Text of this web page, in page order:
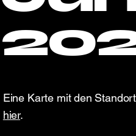
Eine Karte mit den
hier.